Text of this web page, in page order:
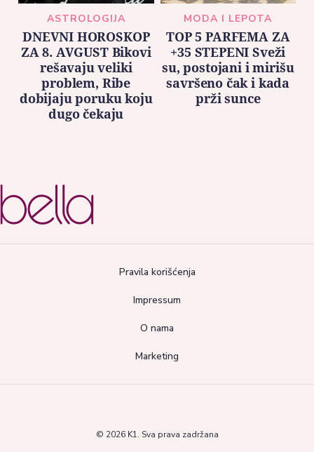
ASTROLOGIJA
DNEVNI HOROSKOP
ZA 8. AVGUST Bikovi
rešavaju veliki
problem, Ribe
dobijaju poruku koju
dugo čekaju
MODA I LEPOTA
TOP 5 PARFEMA ZA
+35 STEPENI Sveži
su, postojani i mirišu
savršeno čak i kada
prži sunce
Pravila korišćenja
Impressum
O nama
Marketing
© 2026 K1. Sva prava zadržana